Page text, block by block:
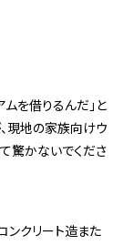
ムを借りるんだ｣と
現地の家族向けウ
驚かないでくださ
ンクリート造また